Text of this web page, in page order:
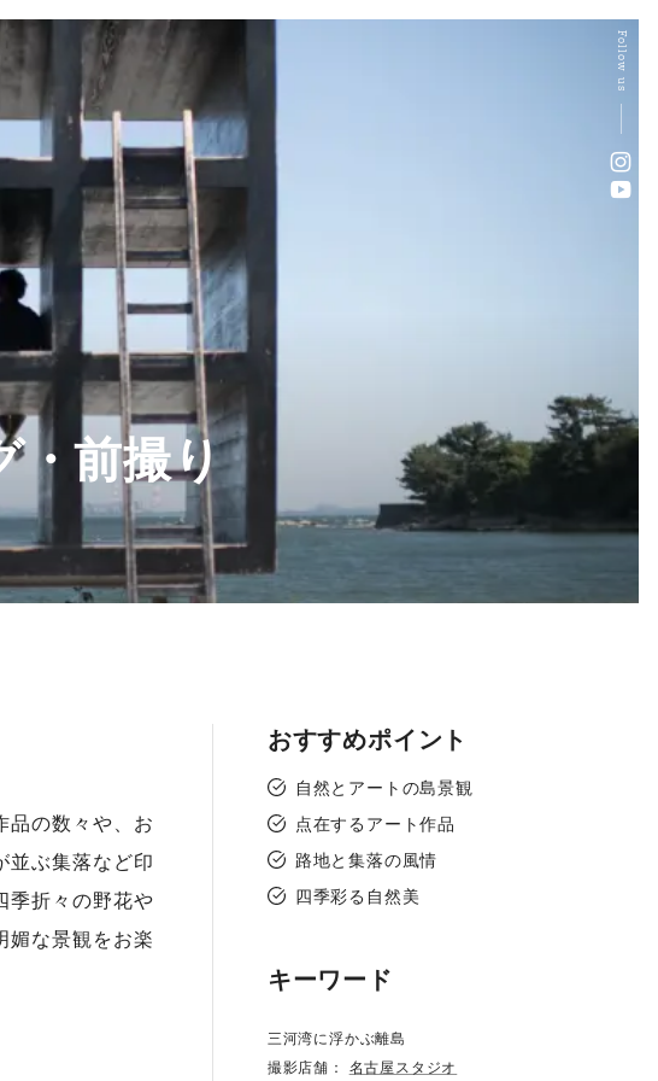
・前撮り
Follow us
品の数々や、お
並ぶ集落など印
季折々の野花や
媚な景観をお楽
おすすめポイント
自然とアートの島景観
点在するアート作品
路地と集落の風情
四季彩る自然美
キーワード
三河湾に浮かぶ離島
撮影店舗： 名古屋スタジオ